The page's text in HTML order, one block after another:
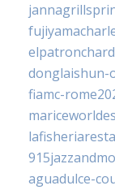
donglaishun-
fiamc-
aguadulce-